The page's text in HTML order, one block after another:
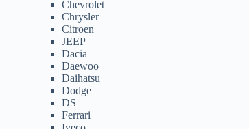
Chevrolet
Chrysler
Citroen
JEEP
Dacia
Daewoo
Daihatsu
Dodge
DS
Ferrari